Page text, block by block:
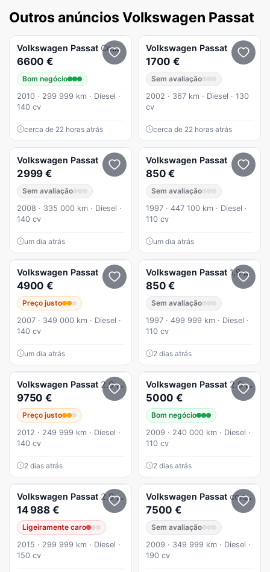
Outros anúncios Volkswagen Passat
Volkswagen Passat Comfortline
6600 €
Bom negócio
2010 · 299 999 km · Diesel ·
140 cv
cerca de 22 horas atrás
Volkswagen Passat
1700 €
Sem avaliação
2002 · 367 km · Diesel · 130
cv
cerca de 22 horas atrás
Volkswagen Passat
2999 €
Sem avaliação
2008 · 335 000 km · Diesel ·
140 cv
um dia atrás
Volkswagen Passat
850 €
Sem avaliação
1997 · 447 100 km · Diesel ·
110 cv
um dia atrás
Volkswagen Passat
4900 €
Preço justo
2007 · 349 000 km · Diesel ·
140 cv
um dia atrás
Volkswagen Passat 1,9 TDI 110
850 €
Sem avaliação
1997 · 499 999 km · Diesel ·
110 cv
2 dias atrás
Volkswagen Passat 2.0 TDI Highline
9750 €
Preço justo
2012 · 249 999 km · Diesel ·
140 cv
2 dias atrás
Volkswagen Passat 2.0 TDI Trendline BlueMotion
5000 €
Bom negócio
2009 · 240 000 km · Diesel ·
110 cv
2 dias atrás
Volkswagen Passat 2.0 Tdi R-Line
14 988 €
Ligeiramente caro
2015 · 299 999 km · Diesel ·
150 cv
Volkswagen Passat confortline
7500 €
Sem avaliação
2009 · 349 999 km · Diesel ·
190 cv